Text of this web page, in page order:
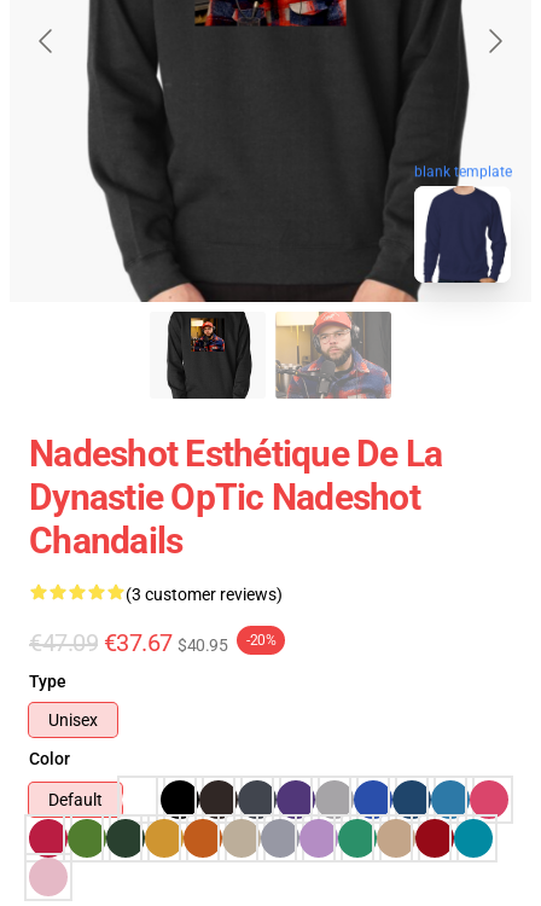
blank template
Nadeshot Esthétique De La
Dynastie OpTic Nadeshot
Chandails
(3 customer reviews)
€47.09 €37.67 $40.95 -20%
Type
Unisex
Color
Default